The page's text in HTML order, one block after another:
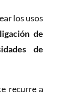
los usos
de
de
recurre a